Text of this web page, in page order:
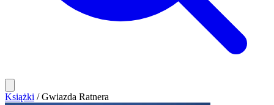
Książki / Gwiazda Ratnera